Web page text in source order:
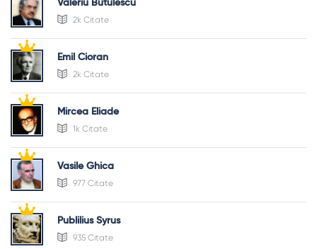
Valeriu Butulescu
2k Citate
Emil Cioran
2k Citate
Mircea Eliade
1k Citate
Vasile Ghica
977 Citate
Publilius Syrus
935 Citate